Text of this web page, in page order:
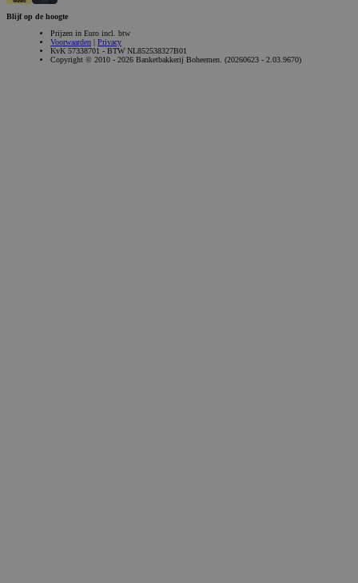
Blijf op de hoogte
Prijzen in Euro incl. btw
Voorwaarden | Privacy
KvK 57338701 - BTW NL852538327B01
Copyright © 2010 - 2026 Banketbakkerij Boheemen. (20260623 - 2.03.9670)